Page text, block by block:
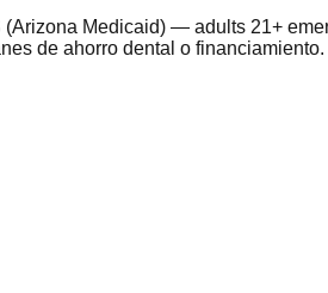
Medicaid) — adults 21+
de ahorro dental o financiamiento.